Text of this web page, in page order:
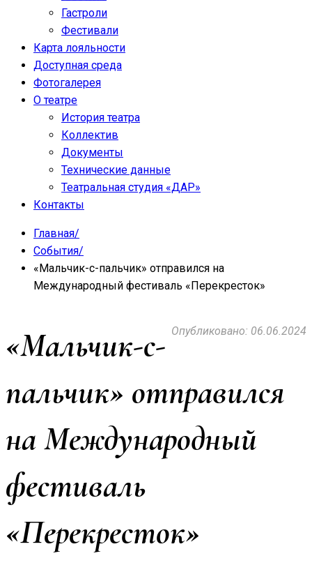
Гастроли
Фестивали
Карта лояльности
Доступная среда
Фотогалерея
О театре
История театра
Коллектив
Документы
Технические данные
Театральная студия «ДАР»
Контакты
Главная/
События/
«Мальчик-с-пальчик» отправился на
Международный фестиваль «Перекресток»
Опубликовано: 06.06.2024
«Мальчик-с-
пальчик» отправился
на Международный
фестиваль
«Перекресток»